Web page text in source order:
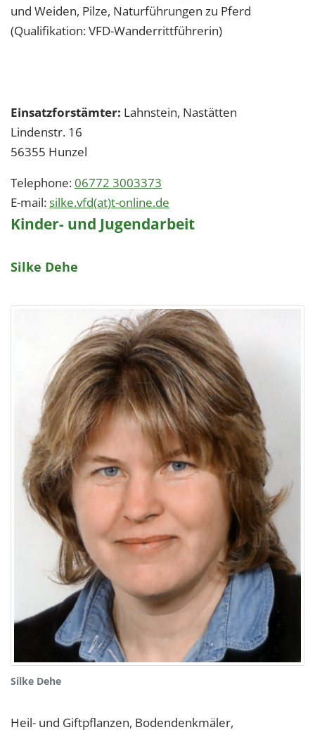
und Weiden, Pilze, Naturführungen zu Pferd
(Qualifikation: VFD-Wanderrittführerin)
Einsatzforstämter: Lahnstein, Nastätten
Lindenstr. 16
56355 Hunzel
Telephone:06772 3003373
E-mail:silke.vfd(at)t-online.de
Kinder- und Jugendarbeit
Silke Dehe
Silke Dehe
Heil- und Giftpflanzen, Bodendenkmäler,